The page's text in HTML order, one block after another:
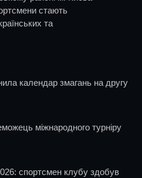
стають
та
календар змагань на другу
міжнародного турніру
спортсмен клубу здобув